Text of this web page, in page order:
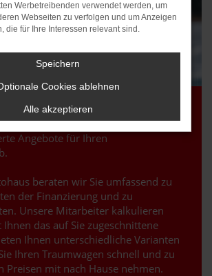
und Leasing
Angebote für Ihren
beraten wir Sie umfassend zu
der Finanzierung und zu
Unsere Mitarbeiter kalkulieren
das auf Sie zugeschnittene
Ihnen unterschiedliche Varianten
Ihren Traumwagen schnell und zu
Preisen mit nach Hause nehmen.
Werbetreibenden verwendet werden, um
Webseiten zu verfolgen und um Anzeigen
die für Ihre Interessen relevant sind.
Speichern
Cookies ablehnen
Alle akzeptieren